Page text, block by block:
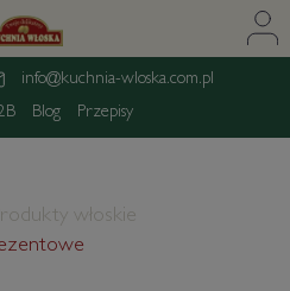
info@kuchnia-wloska.com.pl
Blog Przepisy
włoskie